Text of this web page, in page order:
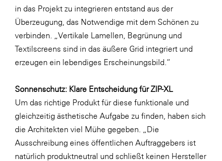
Media
in das Projekt zu integrieren entstand aus der
Überzeugung, das Notwendige mit dem Schönen zu
verbinden. „Vertikale Lamellen, Begrünung und
Textilscreens sind in das äußere Grid integriert und
erzeugen ein lebendiges Erscheinungsbild.“
Sonnenschutz: Klare Entscheidung für ZIP-XL
Um das richtige Produkt für diese funktionale und
gleichzeitig ästhetische Aufgabe zu finden, haben sich
die Architekten viel Mühe gegeben. „Die
Ausschreibung eines öffentlichen Auftraggebers ist
natürlich produktneutral und schließt keinen Hersteller